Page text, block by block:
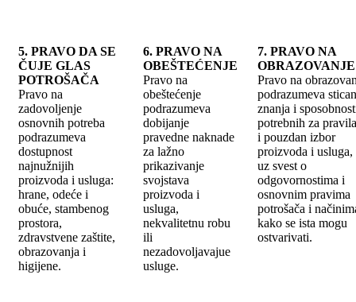
5. PRAVO DA SE
ČUJE GLAS
POTROŠAČA
Pravo na
zadovoljenje
osnovnih potreba
podrazumeva
dostupnost
najnužnijih
proizvoda i usluga:
hrane, odeće i
obuće, stambenog
prostora,
zdravstvene zaštite,
obrazovanja i
higijene.
6. PRAVO NA
OBEŠTEĆENJE
Pravo na
obeštećenje
podrazumeva
dobijanje
pravedne naknade
za lažno
prikazivanje
svojstava
proizvoda i
usluga,
nekvalitetnu robu
ili
nezadovoljavajue
usluge.
7. PRAVO NA
OBRAZOVANJE
Pravo na
podrazumeva
znanja i
potrebnih za
i pouzdan izbor
proizvoda i usluga,
uz svest o
odgovornostima i
osnovnim pravima
potrošača i
kako se ista mogu
ostvarivati.